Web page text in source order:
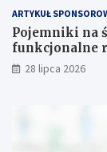
ARTYKUŁ
Pojemniki na
funkcjonalne
instytucji
28 lipca 2026